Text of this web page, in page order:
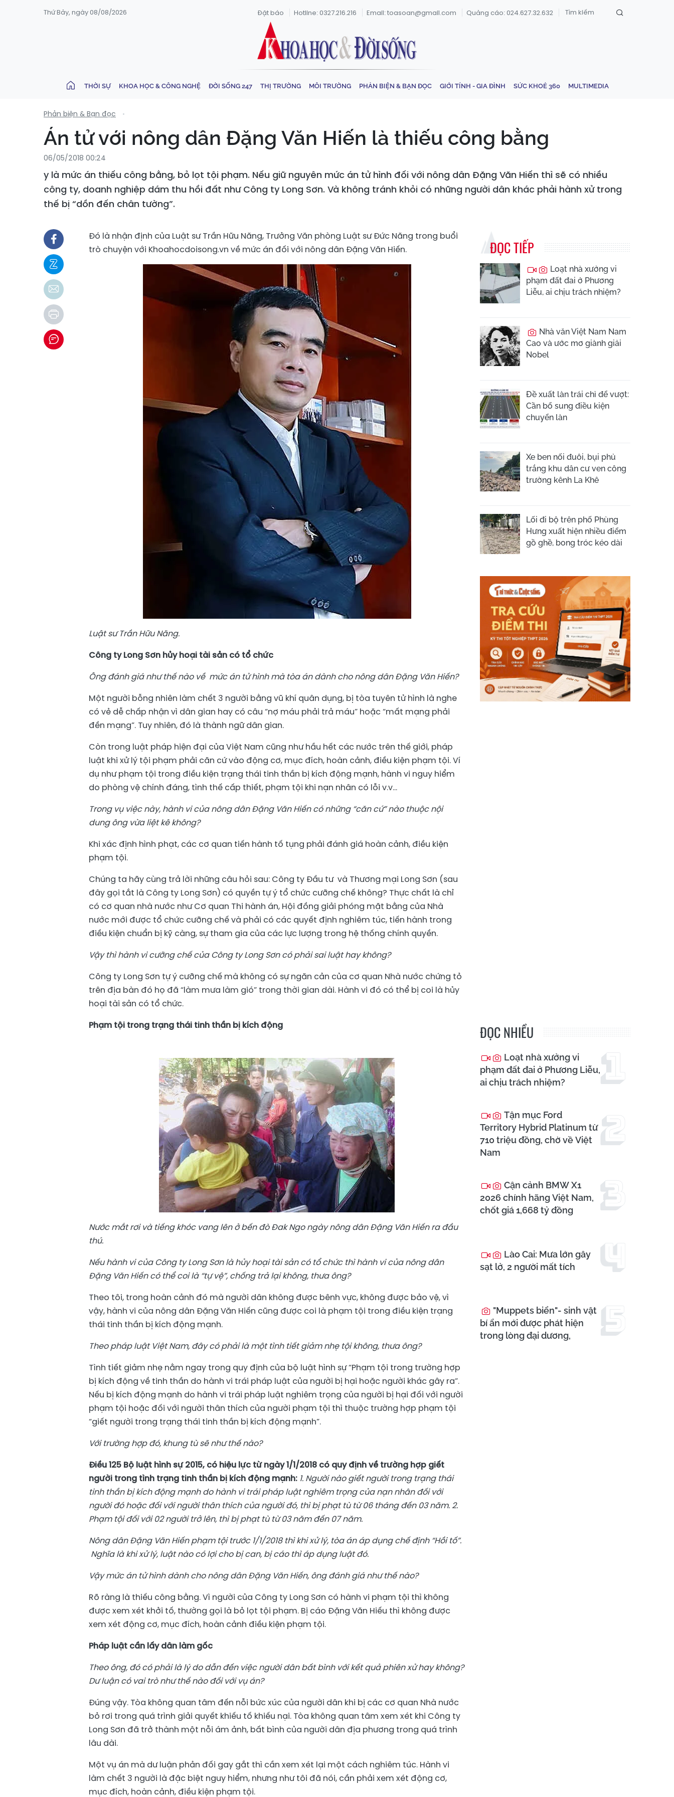
Thứ Bảy, ngày 08/08/2026 Đặt báo Hotline: 0327.216.216 Email: toasoan@gmail.com Quảng cáo: 024.627.32.632
THỜI SỰ KHOA HỌC & CÔNG NGHỆ ĐỜI SỐNG 247 THỊ TRƯỜNG MÔI TRƯỜNG PHẢN BIỆN & BẠN ĐỌC GIỚI TÍNH - GIA ĐÌNH SỨC KHOẺ 360 MULTIMEDIA
Phản biện & Bạn đọc
Án tử với nông dân Đặng Văn Hiến là thiếu công bằng
06/05/2018 00:24
y là mức án thiếu công bằng, bỏ lọt tội phạm. Nếu giữ nguyên mức án tử hình đối với nông dân Đặng Văn Hiến thì sẽ có nhiều
công ty, doanh nghiệp dám thu hồi đất như Công ty Long Sơn. Và không tránh khỏi có những người dân khác phải hành xử trong
thế bị “dồn đến chân tường”.
Đó là nhận định của Luật sư Trần Hữu Năng, Trưởng Văn phòng Luật sư Đức Năng trong buổi
trò chuyện với Khoahocdoisong.vn về mức án đối với nông dân Đặng Văn Hiến.
Luật sư Trần Hữu Năng.
Công ty Long Sơn hủy hoại tài sản có tổ chức
Ông đánh giá như thế nào về mức án tử hình mà tòa án dành cho nông dân Đặng Văn Hiến?
Một người bỗng nhiên làm chết 3 người bằng vũ khí quân dụng, bị tòa tuyên tử hình là nghe
có vẻ dễ chấp nhận vì dân gian hay có câu “nợ máu phải trả máu” hoặc “mất mạng phải
đền mạng”. Tuy nhiên, đó là thành ngữ dân gian.
Còn trong luật pháp hiện đại của Việt Nam cũng như hầu hết các nước trên thế giới, pháp
luật khi xử lý tội phạm phải căn cứ vào động cơ, mục đích, hoàn cảnh, điều kiện phạm tội. Ví
dụ như phạm tội trong điều kiện trạng thái tinh thần bị kích động mạnh, hành vi nguy hiểm
do phòng vệ chính đáng, tình thế cấp thiết, phạm tội khi nạn nhân có lỗi v.v…
Trong vụ việc này, hành vi của nông dân Đặng Văn Hiến có những “căn cứ” nào thuộc nội
dung ông vừa liệt kê không?
Khi xác định hình phạt, các cơ quan tiến hành tố tụng phải đánh giá hoàn cảnh, điều kiện
phạm tội.
Chúng ta hãy cùng trả lời những câu hỏi sau: Công ty Đầu tư và Thương mại Long Sơn (sau
đây gọi tắt là Công ty Long Sơn) có quyền tự ý tổ chức cưỡng chế không? Thực chất là chỉ
có cơ quan nhà nước như Cơ quan Thi hành án, Hội đồng giải phóng mặt bằng của Nhà
nước mới được tổ chức cưỡng chế và phải có các quyết định nghiêm túc, tiến hành trong
điều kiện chuẩn bị kỹ càng, sự tham gia của các lực lượng trong hệ thống chính quyền.
Vậy thì hành vi cưỡng chế của Công ty Long Sơn có phải sai luật hay không?
Công ty Long Sơn tự ý cưỡng chế mà không có sự ngăn cản của cơ quan Nhà nước chứng tỏ
trên địa bàn đó họ đã “làm mưa làm gió” trong thời gian dài. Hành vi đó có thể bị coi là hủy
hoại tài sản có tổ chức.
Phạm tội trong trạng thái tinh thần bị kích động
Nước mắt rơi và tiếng khóc vang lên ở bến đò Đak Ngo ngày nông dân Đặng Văn Hiến ra đầu
thú.
Nếu hành vi của Công ty Long Sơn là hủy hoại tài sản có tổ chức thì hành vi của nông dân
Đặng Văn Hiến có thể coi là “tự vệ”, chống trả lại không, thưa ông?
Theo tôi, trong hoàn cảnh đó mà người dân không được bênh vực, không được bảo vệ, vì
vậy, hành vi của nông dân Đặng Văn Hiến cũng được coi là phạm tội trong điều kiện trạng
thái tinh thần bị kích động mạnh.
Theo pháp luật Việt Nam, đây có phải là một tình tiết giảm nhẹ tội không, thưa ông?
Tình tiết giảm nhẹ nằm ngay trong quy định của bộ luật hình sự “Phạm tội trong trường hợp
bị kích động về tinh thần do hành vi trái pháp luật của người bị hại hoặc người khác gây ra”.
Nếu bị kích động mạnh do hành vi trái pháp luật nghiêm trọng của người bị hại đối với người
phạm tội hoặc đối với người thân thích của người phạm tội thì thuộc trường hợp phạm tội
“giết người trong trạng thái tinh thần bị kích động mạnh”.
Với trường hợp đó, khung tù sẽ như thế nào?
Điều 125 Bộ luật hình sự 2015, có hiệu lực từ ngày 1/1/2018 có quy định về trường hợp giết
người trong tình trạng tinh thần bị kích động mạnh: 1. Người nào giết người trong trạng thái
tinh thần bị kích động mạnh do hành vi trái pháp luật nghiêm trọng của nạn nhân đối với
người đó hoặc đối với người thân thích của người đó, thì bị phạt tù từ 06 tháng đến 03 năm. 2.
Phạm tội đối với 02 người trở lên, thì bị phạt tù từ 03 năm đến 07 năm.
Nông dân Đặng Văn Hiến phạm tội trước 1/1/2018 thì khi xử lý, tòa án áp dụng chế định “Hồi tố”.
Nghĩa là khi xử lý, luật nào có lợi cho bị can, bị cáo thì áp dụng luật đó.
Vậy mức án tử hình dành cho nông dân Đặng Văn Hiến, ông đánh giá như thế nào?
Rõ ràng là thiếu công bằng. Vì người của Công ty Long Sơn có hành vi phạm tội thì không
được xem xét khởi tố, thường gọi là bỏ lọt tội phạm. Bị cáo Đặng Văn Hiếu thì không được
xem xét động cơ, mục đích, hoàn cảnh điều kiện phạm tội.
Pháp luật cần lấy dân làm gốc
Theo ông, đó có phải là lý do dẫn đến việc người dân bất bình với kết quả phiên xử hay không?
Dư luận có vai trò như thế nào đối với vụ án?
Đúng vậy. Tòa không quan tâm đến nỗi bức xúc của người dân khi bị các cơ quan Nhà nước
bỏ rơi trong quá trình giải quyết khiếu tố khiếu nại. Tòa không quan tâm xem xét khi Công ty
Long Sơn đã trở thành một nỗi ám ảnh, bất bình của người dân địa phương trong quá trình
lâu dài.
Một vụ án mà dư luận phản đối gay gắt thì cần xem xét lại một cách nghiêm túc. Hành vi
làm chết 3 người là đặc biệt nguy hiểm, nhưng như tôi đã nói, cần phải xem xét động cơ,
mục đích, hoàn cảnh, điều kiện phạm tội.
ĐỌC TIẾP
Loạt nhà xưởng vi
phạm đất đai ở Phương
Liễu, ai chịu trách nhiệm?
Nhà văn Việt Nam Nam
Cao và ước mơ giành giải
Nobel
Đề xuất làn trái chỉ để vượt:
Cần bổ sung điều kiện
chuyển làn
Xe ben nối đuôi, bụi phủ
trắng khu dân cư ven công
trường kênh La Khê
Lối đi bộ trên phố Phùng
Hưng xuất hiện nhiều điểm
gồ ghề, bong tróc kéo dài
ĐỌC NHIỀU
Loạt nhà xưởng vi
phạm đất đai ở Phương Liễu,
ai chịu trách nhiệm?
Tận mục Ford
Territory Hybrid Platinum từ
710 triệu đồng, chờ về Việt
Nam
Cận cảnh BMW X1
2026 chính hãng Việt Nam,
chốt giá 1,668 tỷ đồng
Lào Cai: Mưa lớn gây
sạt lở, 2 người mất tích
"Muppets biển"- sinh vật
bí ẩn mới được phát hiện
trong lòng đại dương,